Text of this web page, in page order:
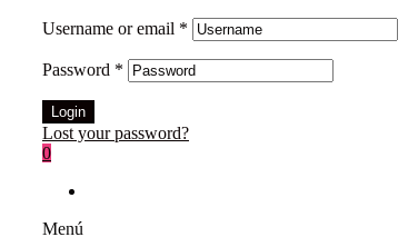
Username or email *
Password *
Login
Lost your password?
0
Menú